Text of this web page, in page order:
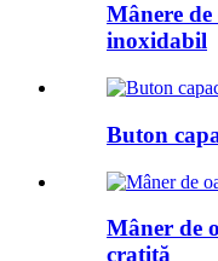
Mânere
inoxidabil
Buton
Mâner de
cratiță